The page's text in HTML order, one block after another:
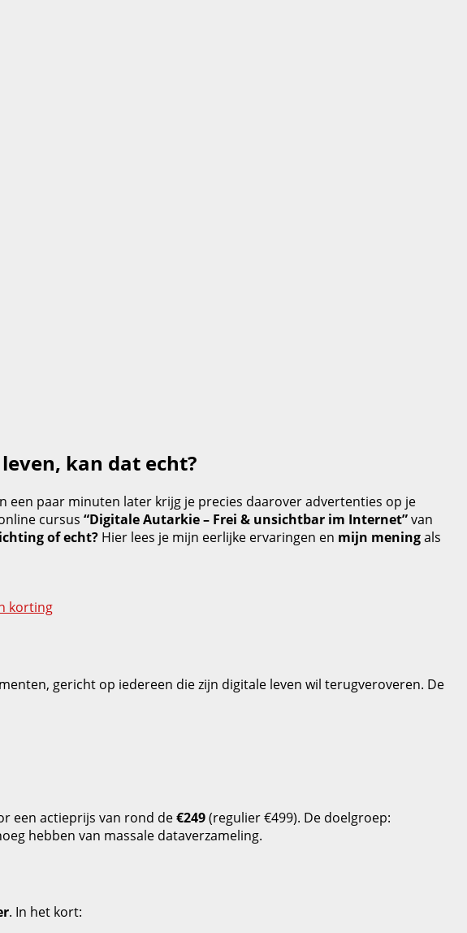
kan dat echt?
een paar minuten later krijg je precies daarover advertenties op je
cursus “Digitale Autarkie – Frei & unsichtbar im Internet”van
of echt? Hier lees je mijn eerlijke ervaringen en mijn meningals
gericht op iedereen die zijn digitale leven wil terugveroveren. De
een actieprijs van rond de€249(regulier €499). De doelgroep:
hebben van massale dataverzameling.
. In het kort: